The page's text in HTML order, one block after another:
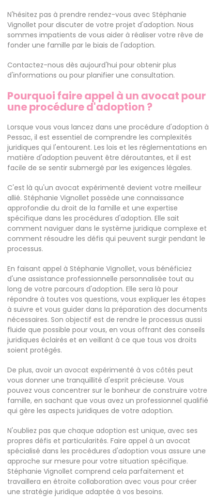
N'hésitez pas à prendre rendez-vous avec Stéphanie
Vignollet pour discuter de votre projet d'adoption. Nous
sommes impatients de vous aider à réaliser votre rêve de
fonder une famille par le biais de l'adoption.
Contactez-nous dès aujourd'hui pour obtenir plus
d'informations ou pour planifier une consultation.
Pourquoi faire appel à un avocat pour
une procédure d'adoption ?
Lorsque vous vous lancez dans une procédure d'adoption à
Pessac, il est essentiel de comprendre les complexités
juridiques qui l'entourent. Les lois et les réglementations en
matière d'adoption peuvent être déroutantes, et il est
facile de se sentir submergé par les exigences légales.
C'est là qu'un avocat expérimenté devient votre meilleur
allié. Stéphanie Vignollet possède une connaissance
approfondie du droit de la famille et une expertise
spécifique dans les procédures d'adoption. Elle sait
comment naviguer dans le système juridique complexe et
comment résoudre les défis qui peuvent surgir pendant le
processus.
En faisant appel à Stéphanie Vignollet, vous bénéficiez
d'une assistance professionnelle personnalisée tout au
long de votre parcours d'adoption. Elle sera là pour
répondre à toutes vos questions, vous expliquer les étapes
à suivre et vous guider dans la préparation des documents
nécessaires. Son objectif est de rendre le processus aussi
fluide que possible pour vous, en vous offrant des conseils
juridiques éclairés et en veillant à ce que tous vos droits
soient protégés.
De plus, avoir un avocat expérimenté à vos côtés peut
vous donner une tranquillité d'esprit précieuse. Vous
pouvez vous concentrer sur le bonheur de construire votre
famille, en sachant que vous avez un professionnel qualifié
qui gère les aspects juridiques de votre adoption.
N'oubliez pas que chaque adoption est unique, avec ses
propres défis et particularités. Faire appel à un avocat
spécialisé dans les procédures d'adoption vous assure une
approche sur mesure pour votre situation spécifique.
Stéphanie Vignollet comprend cela parfaitement et
travaillera en étroite collaboration avec vous pour créer
une stratégie juridique adaptée à vos besoins.